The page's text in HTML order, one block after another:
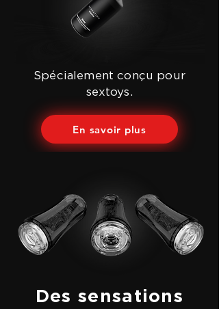
Spécialement conçu pour
sextoys.
En savoir plus
Des sensations